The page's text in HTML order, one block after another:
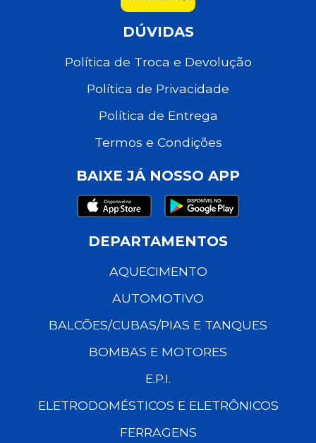
DÚVIDAS
Política de Troca e Devolução
Política de Privacidade
Política de Entrega
Termos e Condições
BAIXE JÁ NOSSO APP
DEPARTAMENTOS
AQUECIMENTO
AUTOMOTIVO
BALCÕES/CUBAS/PIAS E TANQUES
BOMBAS E MOTORES
E.P.I.
ELETRODOMÉSTICOS E ELETRÔNICOS
FERRAGENS